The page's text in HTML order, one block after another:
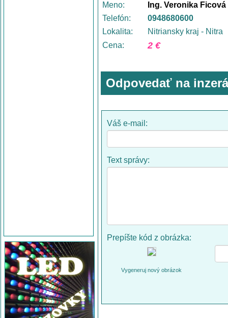
Meno:
Ing. Veronika Ficová
Telefón:
0948680600
Lokalita:
Nitriansky kraj - Nitra
Cena:
2 €
Odpovedať na
Váš e-mail:
Text správy:
Prepíšte kód z obrázka:
Vygeneruj nový obrázok